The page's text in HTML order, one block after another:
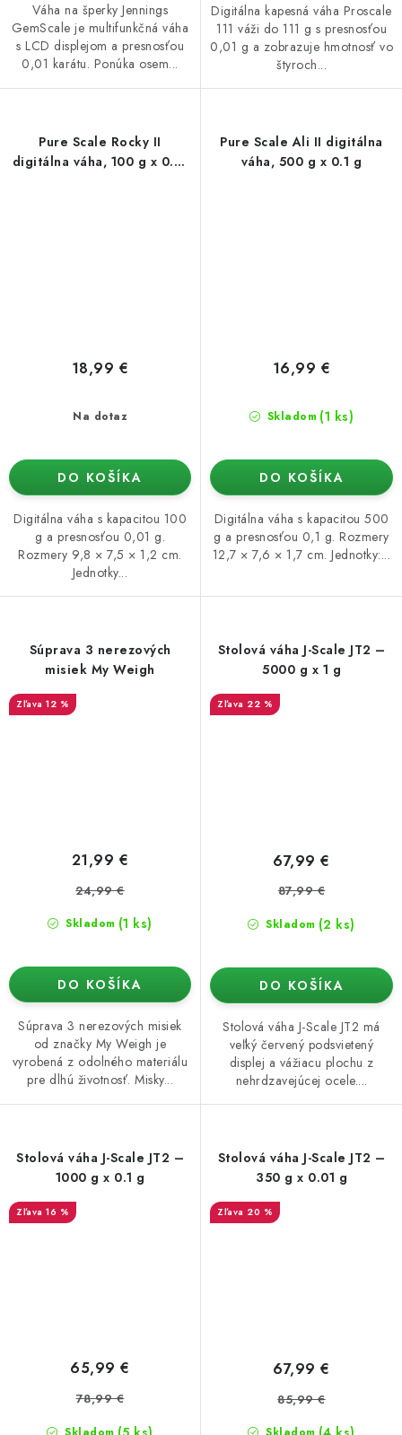
Váha na šperky Jennings
GemScale je multifunkčná váha
s LCD displejom a presnosťou
0,01 karátu. Ponúka osem...
Digitálna kapesná váha Proscale
111 váži do 111 g s presnosťou
0,01 g a zobrazuje hmotnosť vo
štyroch...
Pure Scale Rocky II
digitálna váha, 100 g x 0.01
Na dotaz
18,99 €
DO KOŠÍKA
Digitálna váha s kapacitou 100
g a presnosťou 0,01 g.
Rozmery 9,8 × 7,5 × 1,2 cm.
Jednotky...
Pure Scale Ali II digitálna
váha, 500 g x 0.1 g
Skladom (1 ks)
16,99 €
DO KOŠÍKA
Digitálna váha s kapacitou 500
g a presnosťou 0,1 g. Rozmery
12,7 × 7,6 × 1,7 cm. Jednotky:...
Súprava 3 nerezových
misiek My Weigh
12 %
Skladom (1 ks)
21,99 €
24,99 €
DO KOŠÍKA
Súprava 3 nerezových misiek
od značky My Weigh je
vyrobená z odolného materiálu
pre dlhú životnosť. Misky...
Stolová váha J-Scale JT2 –
5000 g x 1 g
22 %
Skladom (2 ks)
67,99 €
87,99 €
DO KOŠÍKA
Stolová váha J-Scale JT2 má
veľký červený podsvietený
displej a vážiacu plochu z
nehrdzavejúcej ocele....
Stolová váha J-Scale JT2 –
1000 g x 0.1 g
16 %
65,99 €
78,99 €
Stolová váha J-Scale JT2 –
350 g x 0.01 g
20 %
67,99 €
85,99 €